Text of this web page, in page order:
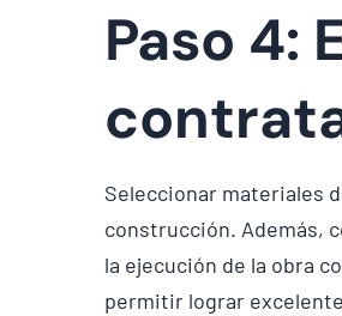
Paso 4:
Seleccionar materiales
construcción. Además,
la ejecución de la obra
permitir lograr